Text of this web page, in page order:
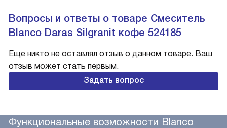
Вопросы и ответы о товаре Смеситель
Blanco Daras Silgranit кофе 524185
Еще никто не оставлял отзыв о данном товаре. Ваш
отзыв может стать первым.
Задать вопрос
Функциональные возможности Blanco